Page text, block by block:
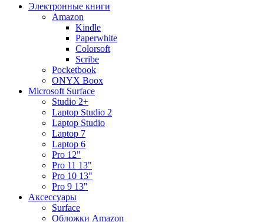
Электронные книги
Amazon
Kindle
Paperwhite
Colorsoft
Scribe
Pocketbook
ONYX Boox
Microsoft Surface
Studio 2+
Laptop Studio 2
Laptop Studio
Laptop 7
Laptop 6
Pro 12"
Pro 11 13"
Pro 10 13"
Pro 9 13"
Аксессуары
Surface
Обложки Amazon